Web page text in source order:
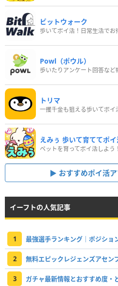
ビットウォーク
Powl（ポウル）
トリマ
一攫千金も狙える歩いてポイ
えみぅ 歩いて育ててポ
おすすめポイ活
イーフトの人気記事
1 最強選手ランキング｜ポジショ
2
3 ガチャ最新情報とおすすめ度・